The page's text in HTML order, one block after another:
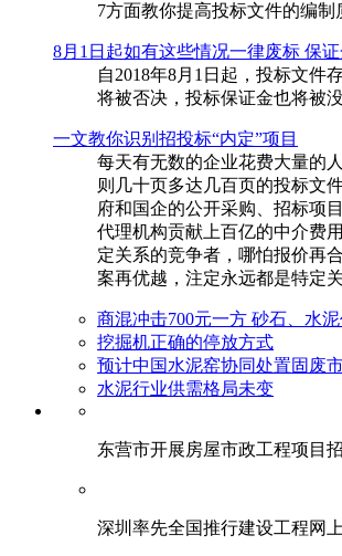
​7方面教你提高投标文件的编制
8月1日起如有这些情况一律废标 保
自2018年8月1日起，投标文件
将被否决，投标保证金也将被没
一文教你识别招投标“内定”项目
每天有无数的企业花费大量的
则几十页多达几百页的投标文
府和国企的公开采购、招标项
代理机构贡献上百亿的中介费
定关系的竞争者，哪怕报价再
案再优越，注定永远都是特定
商混冲击700元一方 砂石、水
挖掘机正确的停放方式
预计中国水泥窑协同处置固废
水泥行业供需格局未变
东营市开展房屋市政工程项目
深圳率先全国推行建设工程网